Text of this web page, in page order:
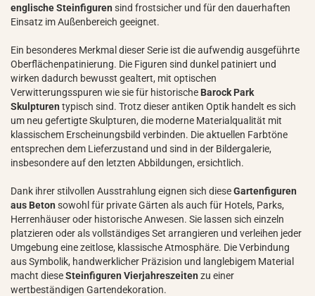
englische Steinfiguren sind frostsicher und für den dauerhaften
Einsatz im Außenbereich geeignet.
Ein besonderes Merkmal dieser Serie ist die aufwendig ausgeführte
Oberflächenpatinierung. Die Figuren sind dunkel patiniert und
wirken dadurch bewusst gealtert, mit optischen
Verwitterungsspuren wie sie für historische Barock Park
Skulpturen typisch sind. Trotz dieser antiken Optik handelt es sich
um neu gefertigte Skulpturen, die moderne Materialqualität mit
klassischem Erscheinungsbild verbinden. Die aktuellen Farbtöne
entsprechen dem Lieferzustand und sind in der Bildergalerie,
insbesondere auf den letzten Abbildungen, ersichtlich.
Dank ihrer stilvollen Ausstrahlung eignen sich dieseGartenfiguren
aus Beton sowohl für private Gärten als auch für Hotels, Parks,
Herrenhäuser oder historische Anwesen. Sie lassen sich einzeln
platzieren oder als vollständiges Set arrangieren und verleihen jeder
Umgebung eine zeitlose, klassische Atmosphäre. Die Verbindung
aus Symbolik, handwerklicher Präzision und langlebigem Material
macht dieseSteinfiguren Vierjahreszeiten zu einer
wertbeständigen Gartendekoration.